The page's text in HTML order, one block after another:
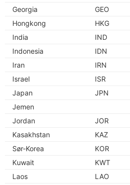
Georgia
GEO
Hongkong
HKG
India
IND
Indonesia
IDN
Iran
IRN
Israel
ISR
Japan
JPN
Jemen
Jordan
JOR
Kasakhstan
KAZ
Sør-Korea
KOR
Kuwait
KWT
Laos
LAO